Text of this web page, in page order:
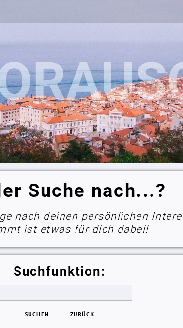
Suche nach...?
nach deinen persönlichen
ist etwas für dich dabei!
Suchfunktion:
SUCHEN ZURÜCK